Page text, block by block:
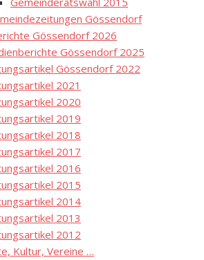
Gössendorf
Gössendorf 2026
Gössendorf 2025
Gössendorf 2022
2021
2020
2019
2018
2017
2016
2015
2014
2013
2012
Kultur, Vereine …